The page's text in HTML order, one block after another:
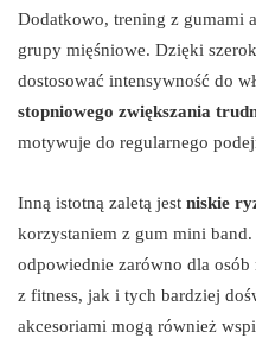
Dodatkowo, trening z gumami
grupy mięśniowe. Dzięki
dostosować intensywność do
stopniowego zwiększania
motywuje do regularnego
Inną istotną zaletą jest niskie
korzystaniem z gum mini
odpowiednie zarówno dla
z fitness, jak i tych bardziej
akcesoriami mogą również